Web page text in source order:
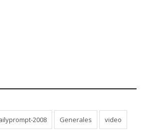
2008 Generales video